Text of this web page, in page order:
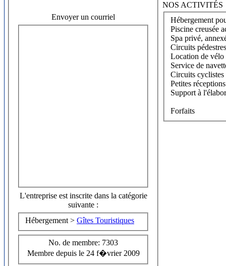
Envoyer un courriel
L'entreprise est inscrite dans la catégorie
suivante :
Hébergement > Gîtes Touristiques
No. de membre: 7303
Membre depuis le 24 f�vrier 2009
NOS ACTIVITÉS
Hébergement
Piscine creusée
Spa privé,
Circuits
Location de vélo
Service de
Circuits cyclistes
Petites réceptions
Support à
Forfaits